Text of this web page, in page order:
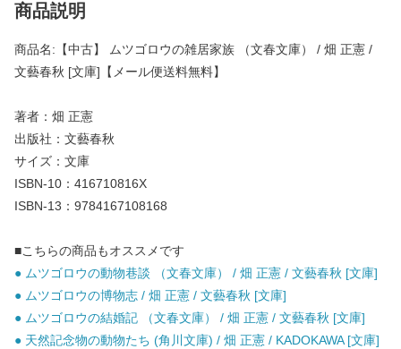
商品説明
商品名:【中古】 ムツゴロウの雑居家族 （文春文庫） / 畑 正憲 /
文藝春秋 [文庫]【メール便送料無料】
著者：畑 正憲
出版社：文藝春秋
サイズ：文庫
ISBN-10：416710816X
ISBN-13：9784167108168
■こちらの商品もオススメです
● ムツゴロウの動物巷談 （文春文庫） / 畑 正憲 / 文藝春秋 [文庫]
● ムツゴロウの博物志 / 畑 正憲 / 文藝春秋 [文庫]
● ムツゴロウの結婚記 （文春文庫） / 畑 正憲 / 文藝春秋 [文庫]
● 天然記念物の動物たち (角川文庫) / 畑 正憲 / KADOKAWA [文庫]